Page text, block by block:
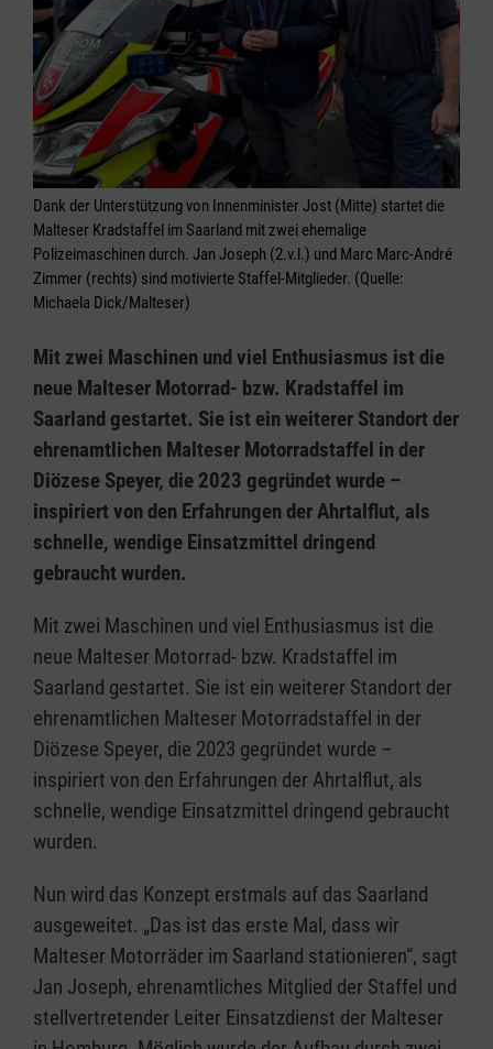
Dank der Unterstützung von Innenminister Jost (Mitte) startet die
Malteser Kradstaffel im Saarland mit zwei ehemalige
Polizeimaschinen durch. Jan Joseph (2.v.l.) und Marc Marc-André
Zimmer (rechts) sind motivierte Staffel-Mitglieder. (Quelle:
Michaela Dick/Malteser)
Mit zwei Maschinen und viel Enthusiasmus ist die
neue Malteser Motorrad- bzw. Kradstaffel im
Saarland gestartet. Sie ist ein weiterer Standort der
ehrenamtlichen Malteser Motorradstaffel in der
Diözese Speyer, die 2023 gegründet wurde –
inspiriert von den Erfahrungen der Ahrtalflut, als
schnelle, wendige Einsatzmittel dringend
gebraucht wurden.
Mit zwei Maschinen und viel Enthusiasmus ist die
neue Malteser Motorrad- bzw. Kradstaffel im
Saarland gestartet. Sie ist ein weiterer Standort der
ehrenamtlichen Malteser Motorradstaffel in der
Diözese Speyer, die 2023 gegründet wurde –
inspiriert von den Erfahrungen der Ahrtalflut, als
schnelle, wendige Einsatzmittel dringend gebraucht
wurden.
Nun wird das Konzept erstmals auf das Saarland
ausgeweitet. „Das ist das erste Mal, dass wir
Malteser Motorräder im Saarland stationieren“, sagt
Jan Joseph, ehrenamtliches Mitglied der Staffel und
stellvertretender Leiter Einsatzdienst der Malteser